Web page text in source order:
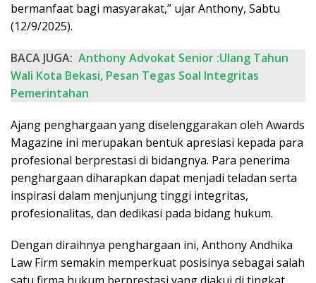
bermanfaat bagi masyarakat,” ujar Anthony, Sabtu
(12/9/2025).
BACA JUGA: Anthony Advokat Senior :Ulang Tahun
Wali Kota Bekasi, Pesan Tegas Soal Integritas
Pemerintahan
Ajang penghargaan yang diselenggarakan oleh Awards
Magazine ini merupakan bentuk apresiasi kepada para
profesional berprestasi di bidangnya. Para penerima
penghargaan diharapkan dapat menjadi teladan serta
inspirasi dalam menjunjung tinggi integritas,
profesionalitas, dan dedikasi pada bidang hukum.
Dengan diraihnya penghargaan ini, Anthony Andhika
Law Firm semakin memperkuat posisinya sebagai salah